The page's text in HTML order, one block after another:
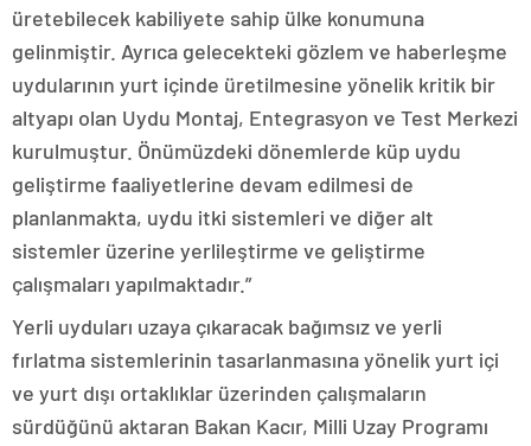
üretebilecek kabiliyete sahip ülke konumuna
gelinmiştir. Ayrıca gelecekteki gözlem ve haberleşme
uydularının yurt içinde üretilmesine yönelik kritik bir
altyapı olan Uydu Montaj, Entegrasyon ve Test Merkezi
kurulmuştur. Önümüzdeki dönemlerde küp uydu
geliştirme faaliyetlerine devam edilmesi de
planlanmakta, uydu itki sistemleri ve diğer alt
sistemler üzerine yerlileştirme ve geliştirme
çalışmaları yapılmaktadır.”
Yerli uyduları uzaya çıkaracak bağımsız ve yerli
fırlatma sistemlerinin tasarlanmasına yönelik yurt içi
ve yurt dışı ortaklıklar üzerinden çalışmaların
sürdüğünü aktaran Bakan Kacır, Milli Uzay Programı